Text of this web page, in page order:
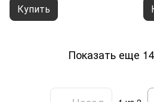
Купить
Показать еще